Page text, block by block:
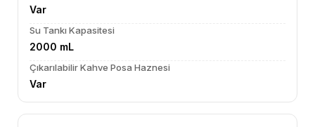
Var
Su Tankı Kapasitesi
2000 mL
Çıkarılabilir Kahve Posa Haznesi
Var